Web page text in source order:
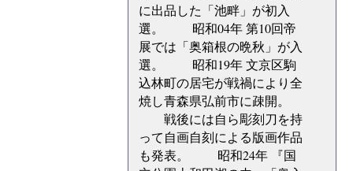
に出品した「池畔」が初入
選。 昭和04年 第10回帝
展では「奥箱根の晩秋」が入
選。 昭和19年 文京区駒
込林町の居宅が戦禍により全
焼し青森県弘前市に疎開。
戦後には自ら彫刻刀を持
って自画自刻による版画作品
も発表。 昭和24年 『国